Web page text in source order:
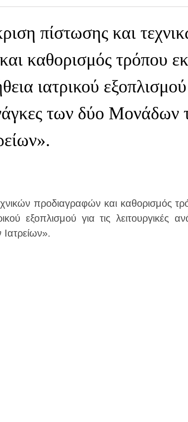
πίστωσης και
καθορισμός τρόπου
ιατρικού εξοπλισμού
των δύο Μονάδων
προδιαγραφών και καθορισμός
εξοπλισμού για τις λειτουργικές